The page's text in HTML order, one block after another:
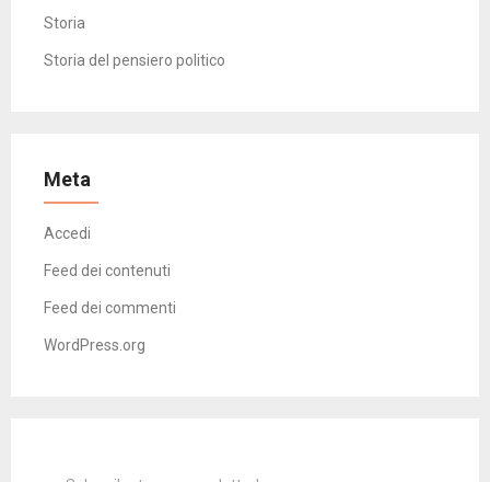
Storia
Storia del pensiero politico
Meta
Accedi
Feed dei contenuti
Feed dei commenti
WordPress.org